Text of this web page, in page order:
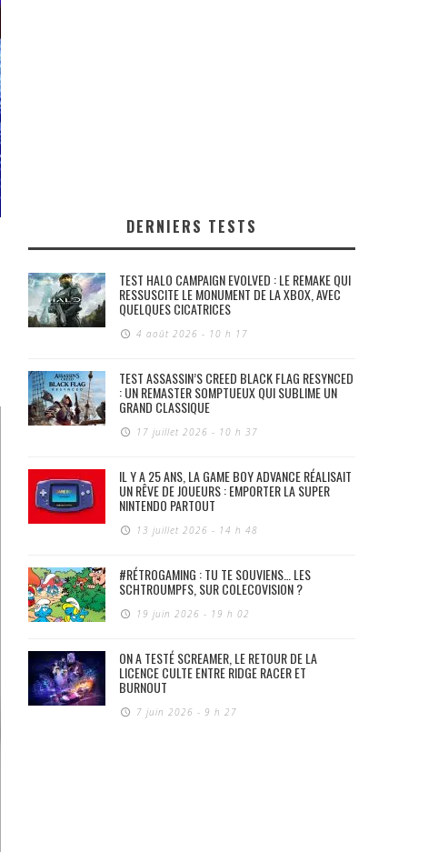
DERNIERS TESTS
TEST HALO CAMPAIGN EVOLVED : LE REMAKE QUI
RESSUSCITE LE MONUMENT DE LA XBOX, AVEC
QUELQUES CICATRICES
4 août 2026 - 10 h 17
TEST ASSASSIN’S CREED BLACK FLAG RESYNCED
: UN REMASTER SOMPTUEUX QUI SUBLIME UN
GRAND CLASSIQUE
17 juillet 2026 - 10 h 37
IL Y A 25 ANS, LA GAME BOY ADVANCE RÉALISAIT
UN RÊVE DE JOUEURS : EMPORTER LA SUPER
NINTENDO PARTOUT
13 juillet 2026 - 14 h 48
#RÉTROGAMING : TU TE SOUVIENS… LES
SCHTROUMPFS, SUR COLECOVISION ?
19 juin 2026 - 19 h 02
ON A TESTÉ SCREAMER, LE RETOUR DE LA
LICENCE CULTE ENTRE RIDGE RACER ET
BURNOUT
7 juin 2026 - 9 h 27